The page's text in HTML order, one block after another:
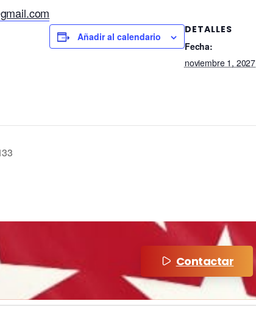
Añadir al calendario
DETALLES
Fecha:
noviembre 1, 2027
Contactar